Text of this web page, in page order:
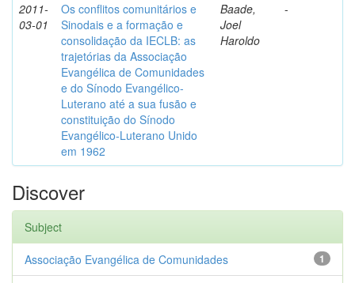
2011-
03-01
Os conflitos comunitários e
Sinodais e a formação e
consolidação da IECLB: as
trajetórias da Associação
Evangélica de Comunidades
e do Sínodo Evangélico-
Luterano até a sua fusão e
constituição do Sínodo
Evangélico-Luterano Unido
em 1962
Baade,
Joel
Haroldo
-
Discover
Subject
1
Associação Evangélica de Comunidades